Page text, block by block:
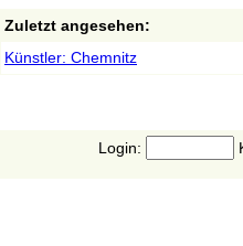
Zuletzt angesehen:
Künstler: Chemnitz
Login: